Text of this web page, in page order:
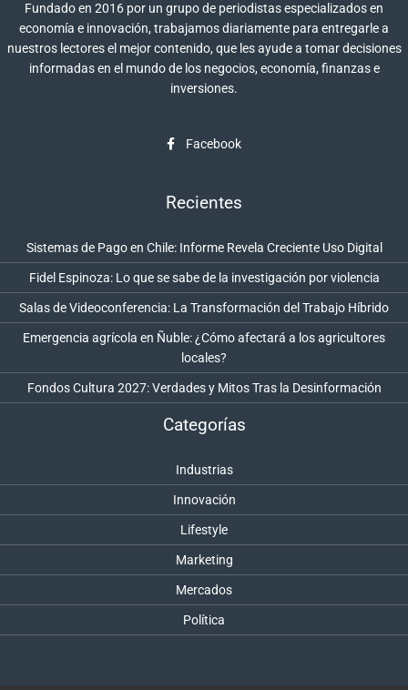
Fundado en 2016 por un grupo de periodistas especializados en
economía e innovación, trabajamos diariamente para entregarle a
nuestros lectores el mejor contenido, que les ayude a tomar decisiones
informadas en el mundo de los negocios, economía, finanzas e
inversiones.
Facebook
Recientes
Sistemas de Pago en Chile: Informe Revela Creciente Uso Digital
Fidel Espinoza: Lo que se sabe de la investigación por violencia
Salas de Videoconferencia: La Transformación del Trabajo Híbrido
Emergencia agrícola en Ñuble: ¿Cómo afectará a los agricultores
locales?
Fondos Cultura 2027: Verdades y Mitos Tras la Desinformación
Categorías
Industrias
Innovación
Lifestyle
Marketing
Mercados
Política